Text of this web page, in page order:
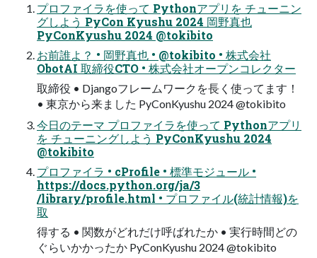
プロファイラを使って Pythonアプリを チューニン
グしよう PyCon Kyushu 2024 岡野真也
PyConKyushu 2024 @tokibito
お前誰よ？ • 岡野真也 • @tokibito • 株式会社
ObotAI 取締役CTO • 株式会社オープンコレクター
取締役 • Djangoフレームワークを長く使ってます！
• 東京から来ました PyConKyushu 2024 @tokibito
今日のテーマ プロファイラを使って Pythonアプリ
を チューニングしよう PyConKyushu 2024
@tokibito
プロファイラ • cProfile • 標準モジュール •
https://docs.python.org/ja/3
/library/profile.html • プロファイル(統計情報)を
取
得する • 関数がどれだけ呼ばれたか • 実行時間どの
ぐらいかかったか PyConKyushu 2024 @tokibito